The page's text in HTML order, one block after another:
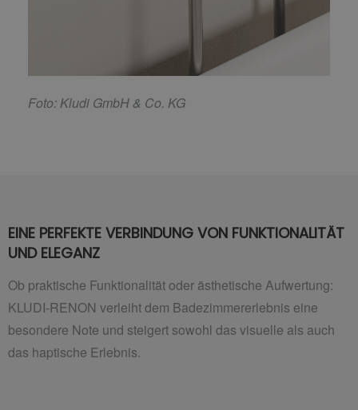
Foto: Kludi GmbH & Co. KG
EINE PERFEKTE VERBINDUNG VON FUNKTIONALITÄT
UND ELEGANZ
Ob praktische Funktionalität oder ästhetische Aufwertung:
KLUDI-RENON verleiht dem Badezimmererlebnis eine
besondere Note und steigert sowohl das visuelle als auch
das haptische Erlebnis.